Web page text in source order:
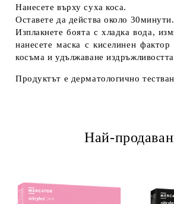
Нанесете върху суха коса.
Оставете да действа около 30минути.
Изплакнете боята с хладка вода,
нанесете маска с киселинен фактор
косъма и удължаване
Продуктът е дерматологично
Най-